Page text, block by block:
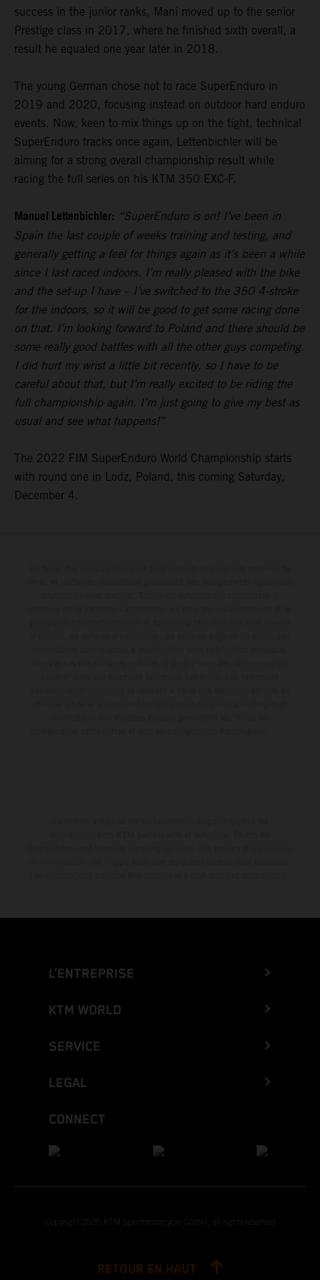
success in the junior ranks, Mani moved up to the senior
Prestige class in 2017, where he finished sixth overall, a
result he equaled one year later in 2018.
The young German chose not to race SuperEnduro in
2019 and 2020, focusing instead on outdoor hard enduro
events. Now, keen to mix things up on the tight, technical
SuperEnduro tracks once again, Lettenbichler will be
aiming for a strong overall championship result while
racing the full series on his KTM 350 EXC-F.
Manuel Lettenbichler: “SuperEnduro is on! I’ve been in
Spain the last couple of weeks training and testing, and
generally getting a feel for things again as it’s been a while
since I last raced indoors. I’m really pleased with the bike
and the set-up I have – I’ve switched to the 350 4-stroke
for the indoors, so it will be good to get some racing done
on that. I’m looking forward to Poland and there should be
some really good battles with all the other guys competing.
I did hurt my wrist a little bit recently, so I have to be
careful about that, but I’m really excited to be riding the
full championship again. I’m just going to give my best as
usual and see what happens!”
The 2022 FIM SuperEnduro World Championship starts
with round one in Lodz, Poland, this coming Saturday,
December 4.
L’ENTREPRISE
KTM WORLD
SERVICE
LEGAL
CONNECT
Copyright 2026 KTM Sportmotorcycle GmbH, all rights reserved
RETOUR EN HAUT